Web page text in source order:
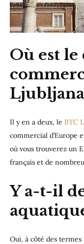
Où est le
Il y en a deux, le BTC
commercial d’Europe
où vous trouverez un
français et de
Y a-t-il
Oui, à côté des